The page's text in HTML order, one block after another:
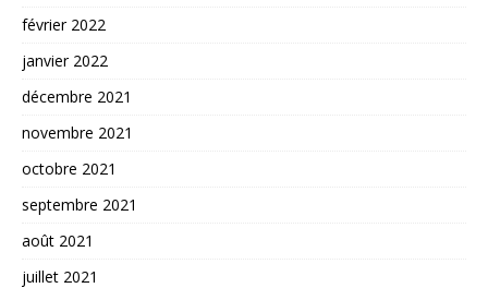
février 2022
janvier 2022
décembre 2021
novembre 2021
octobre 2021
septembre 2021
août 2021
juillet 2021